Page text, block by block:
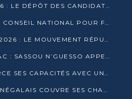
PRÉSIDENTIELLE 2026 : LE DÉPÔT DES CANDIDATURES OUVERT DU 29 JANVIER AU 12 FÉVRIER
L’UPADS RÉUNIT SON CONSEIL NATIONAL POUR FIXER SA LIGNE POLITIQUE À DEUX MOIS DE LA PRÉSIDENTIELLE
PRÉSIDENTIELLE DE 2026 : LE MOUVEMENT RÉPUBLICAIN DÉNONCE UNE CONVOCATION ÉLECTORALE « OPAQUE ET PRÉCIPITÉE »
SOMMET DE LA CEMAC : SASSOU N’GUESSO APPELLE À LA VIGILANCE FACE AUX RISQUES ÉCONOMIQUES
AGL CONGO RENFORCE SES CAPACITÉS AVEC UNE GRUE DE 250 TONNES
CAN 2025 : L’ÉTAT SÉNÉGALAIS COUVRE SES CHAMPIONS D’AFRIQUE DE RÉCOMPENSES EXCEPTIONNELLES